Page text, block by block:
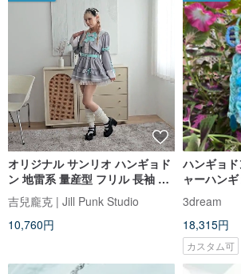
オリジナル サンリオ ハンギョド
ン 地雷系 量産型 フリル 長袖 ウ
エストマークワンピース
【JJ5082】
吉兒龐克 | Jill Punk Studio
10,760円
ハンギョ
ャーハン
ッチャー
3dream
18,315円
カスタム可